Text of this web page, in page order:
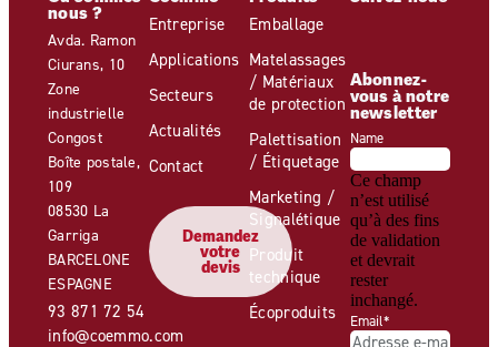
nous ?
Avda. Ramon
Ciurans, 10
Zone
industrielle
Congost
Boîte postale,
109
08530 La
Garriga
BARCELONE
ESPAGNE
93 871 72 54
info@coemmo.com
Entreprise
Applications
Secteurs
Actualités
Contact
Demandez
votre
devis
Emballage
Matelassages
/ Matériaux
de protection
Palettisation
/ Étiquetage
Marketing /
Signalétique
Produit
technique
Écoproduits
Abonnez-
vous à notre
newsletter
Name
Ce champ
n’est utilisé
qu’à des fins
de validation
et devrait
rester
inchangé.
Email*